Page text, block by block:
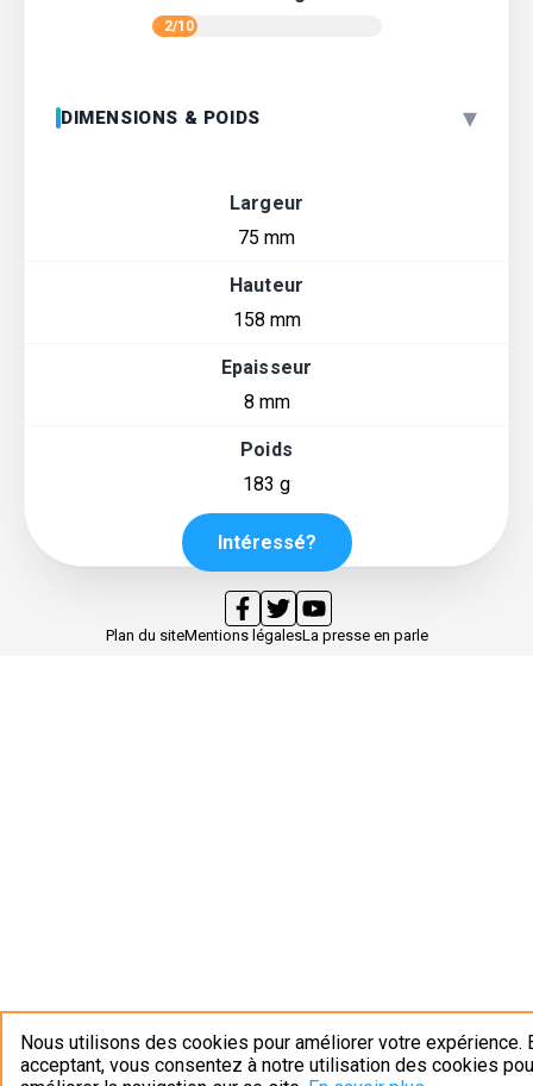
Nous utilisons des cookies pour améliorer votre expérience.
acceptant, vous consentez à notre utilisation des cookies
2/10
DIMENSIONS & POIDS ▾
Largeur
75 mm
Hauteur
158 mm
Epaisseur
8 mm
Poids
183 g
Intéressé?
Plan du siteMentions légalesLa presse en parle